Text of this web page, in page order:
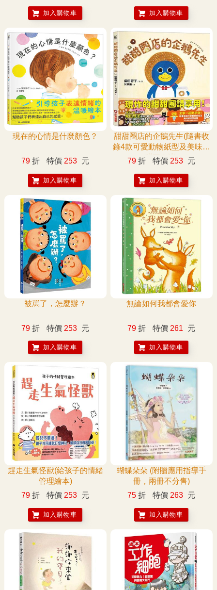
加入購物車 加入購物車
現在的心情是什麼顏色？
79 折 特價 253 元
加入購物車
甜甜圈店的企鵝先生(隨書收
錄4款可愛動物紙型及美味甜
甜圈食譜)
79 折 特價 253 元
加入購物車
被罵了，怎麼辦？
79 折 特價 253 元
加入購物車
無論如何我都會愛你
79 折 特價 261 元
加入購物車
趕走生氣怪獸(給孩子的情緒
管理繪本)
79 折 特價 253 元
加入購物車
蝴蝶朵朵 (附贈應用指導手
冊，兩冊不分售)
75 折 特價 263 元
加入購物車